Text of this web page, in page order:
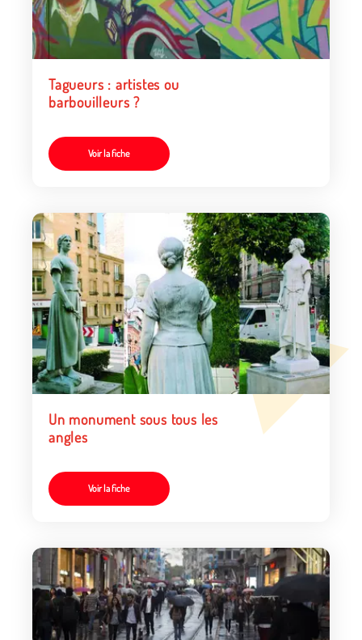
Tagueurs : artistes ou
barbouilleurs ?
Voir la fiche
Un monument sous tous les
angles
Voir la fiche